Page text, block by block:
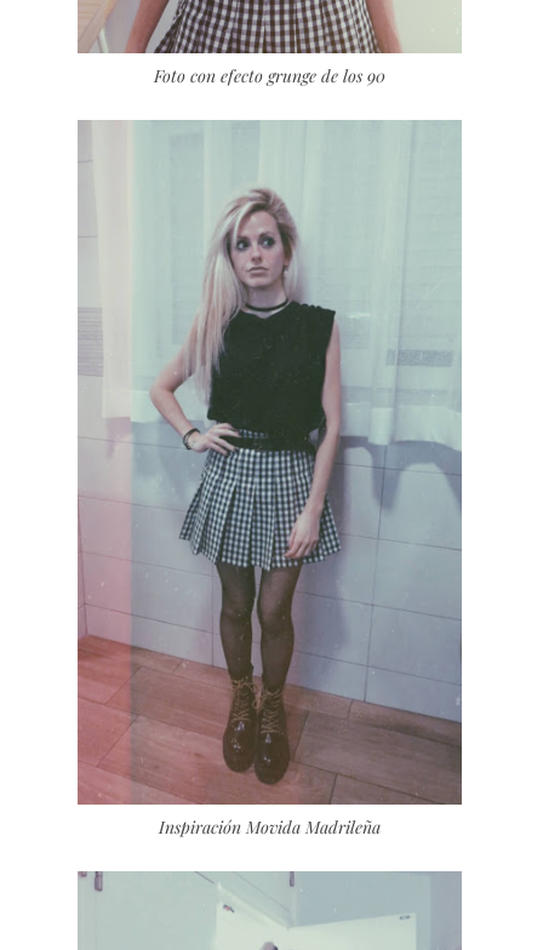
Foto con efecto grunge de los 90
Inspiración Movida Madrileña